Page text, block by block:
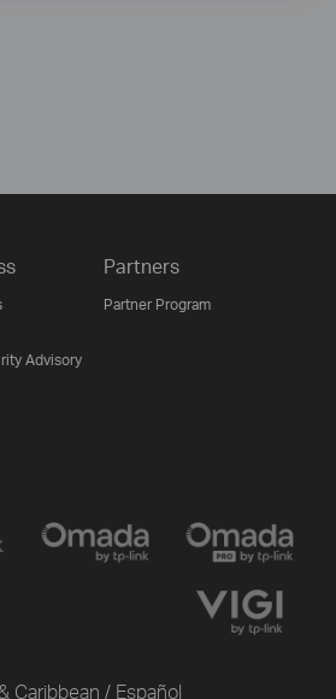
Advisory
Partners
Partner Program
Caribbean / Español